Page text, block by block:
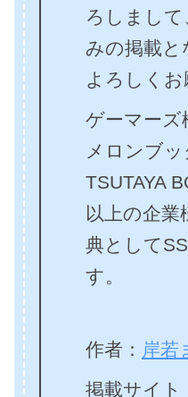
ろしまし
みの掲載と
よろしくお
ゲーマーズ
メロンブ
TSUTAYA
以上の企
典として
す。
作者： 岸若
掲載サイト